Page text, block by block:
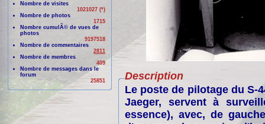
Nombre de visites
1021027 (*)
Nombre de photos
1715
Nombre cumulÃ© de vues de
photos
9197518
Nombre de commentaires
2811
Nombre de membres
409
Nombre de messages dans le
forum
25851
Description
Le poste de pilotage du S-
Jaeger, servent à
essence), avec, de